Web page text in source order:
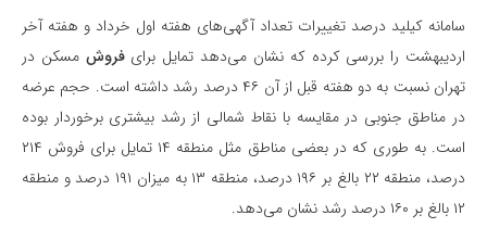
سامانه کیلید درصد تغییرات تعداد آگهی‌های هفته اول خرداد و هفته آخر
اردیبهشت را بررسی کرده که نشان می‌دهد تمایل برایفروشمسکن در
تهران نسبت به دو هفته قبل از آن ۴۶ درصد رشد داشته است. حجم عرضه
در مناطق جنوبی در مقایسه با نقاط شمالی از رشد بیشتری برخوردار بوده
است. به طوری که در بعضی مناطق مثل منطقه ۱۴ تمایل برای فروش ۲۱۴
درصد، منطقه ۲۲ بالغ بر ۱۹۶ درصد، منطقه ۱۳ به میزان ۱۹۱ درصد و منطقه
۱۲ بالغ بر ۱۶۰ درصد رشد نشان می‌دهد.